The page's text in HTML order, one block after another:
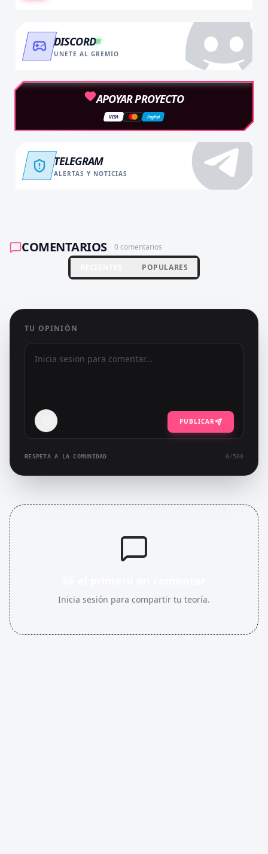
DISCORD
UNETE AL GREMIO
APOYAR PROYECTO
VISA PayPal
TELEGRAM
ALERTAS Y NOTICIAS
COMENTARIOS 0 comentarios
POPULARES
TU OPINIÓN
PUBLICAR
RESPETA A LA COMUNIDAD 0 /500
Inicia sesión para compartir tu teoría.